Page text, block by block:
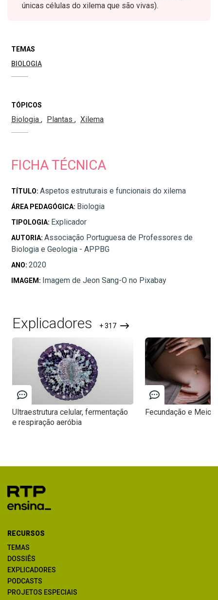
únicas células do xilema que são vivas).
TEMAS
BIOLOGIA
TÓPICOS
Biologia Plantas Xilema
FICHA TÉCNICA
TÍTULO: Aspetos estruturais e funcionais do xilema
ÁREA PEDAGÓGICA: Biologia
TIPOLOGIA: Explicador
AUTORIA: Associação Portuguesa de Professores de
Biologia e Geologia - APPBG
ANO: 2020
IMAGEM: Imagem de Jeon Sang-O no Pixabay
Explicadores + 317
Ultraestrutura celular, fermentação
e respiração aeróbia
Fecundação e
RECURSOS
TEMAS
DOSSIÊS
EXPLICADORES
PODCASTS
PROJETOS ESPECIAIS